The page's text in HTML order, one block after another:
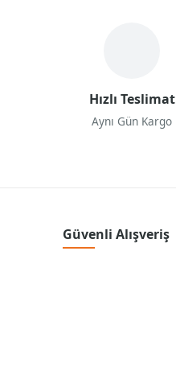
Hızlı Teslimat
Aynı Gün Kargo
Güvenli Alışveriş